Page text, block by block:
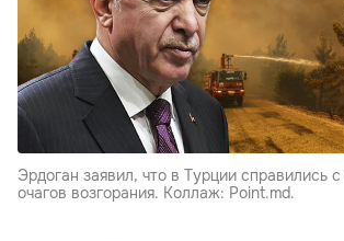
Эрдоган заявил, что в Турции справились
очагов возгорания. Коллаж: Point.md.